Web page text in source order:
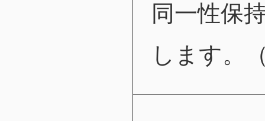
同一性保
します。